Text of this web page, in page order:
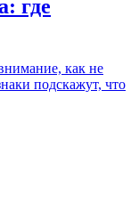
где
как не
подскажут, что